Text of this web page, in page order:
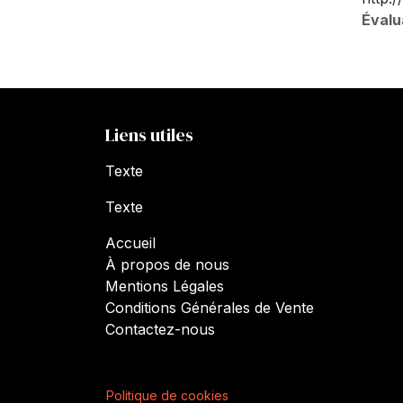
Liens utiles
Texte
Texte
Accueil
À propos de nous
Mentions Légales
Conditions Générales de Vente
Contactez-nous
Politique de cookies